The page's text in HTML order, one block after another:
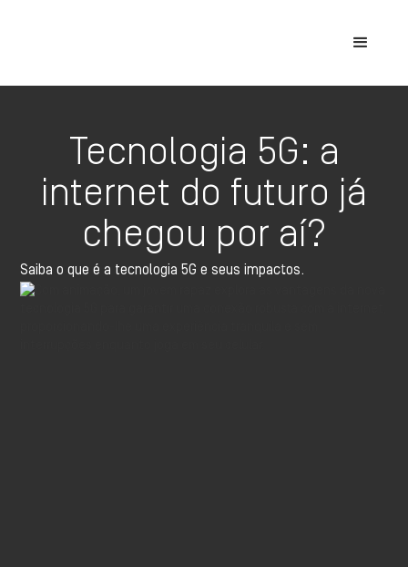
Tecnologia 5G: a
internet do futuro já
chegou por aí?
Saiba o que é a tecnologia 5G e seus impactos.